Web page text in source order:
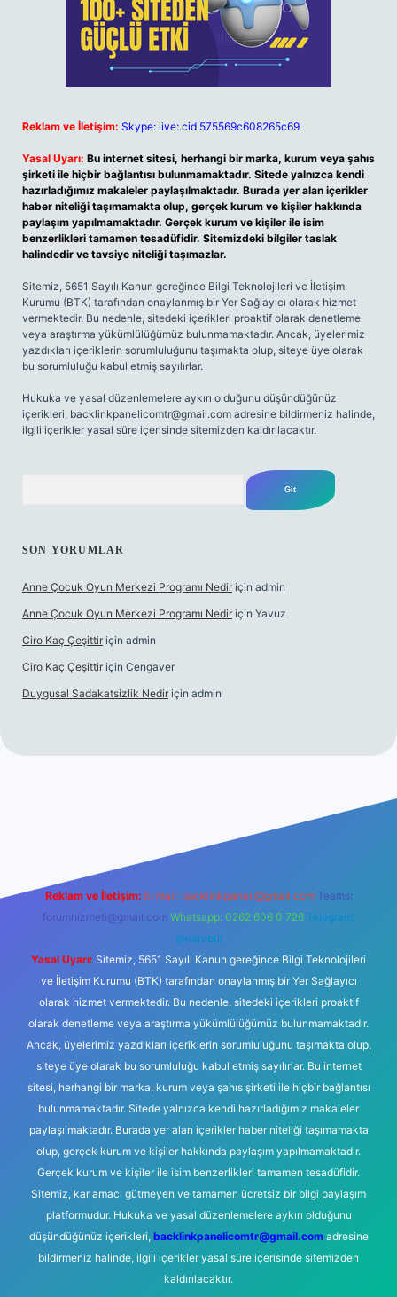
Reklam ve İletişim: Skype: live:.cid.575569c608265c69
Yasal Uyarı: Bu internet sitesi, herhangi bir marka, kurum veya şahıs
şirketi ile hiçbir bağlantısı bulunmamaktadır. Sitede yalnızca kendi
hazırladığımız makaleler paylaşılmaktadır. Burada yer alan içerikler
haber niteliği taşımamakta olup, gerçek kurum ve kişiler hakkında
paylaşım yapılmamaktadır. Gerçek kurum ve kişiler ile isim
benzerlikleri tamamen tesadüfidir. Sitemizdeki bilgiler taslak
halindedir ve tavsiye niteliği taşımazlar.
Sitemiz, 5651 Sayılı Kanun gereğince Bilgi Teknolojileri ve İletişim
Kurumu (BTK) tarafından onaylanmış bir Yer Sağlayıcı olarak hizmet
vermektedir. Bu nedenle, sitedeki içerikleri proaktif olarak denetleme
veya araştırma yükümlülüğümüz bulunmamaktadır. Ancak, üyelerimiz
yazdıkları içeriklerin sorumluluğunu taşımakta olup, siteye üye olarak
bu sorumluluğu kabul etmiş sayılırlar.
Hukuka ve yasal düzenlemelere aykırı olduğunu düşündüğünüz
içerikleri, backlinkpanelicomtr@gmail.com adresine bildirmeniz halinde,
ilgili içerikler yasal süre içerisinde sitemizden kaldırılacaktır.
SON YORUMLAR
Anne Çocuk Oyun Merkezi Programı Nedir için admin
Anne Çocuk Oyun Merkezi Programı Nedir için Yavuz
Ciro Kaç Çeşittir için admin
Ciro Kaç Çeşittir için Cengaver
Duygusal Sadakatsizlik Nedir için admin
elexbetgiris.org
Reklam ve İletişim: E-mail: backlinkpaneli@gmail.com Teams:
forumhizmeti@gmail.com Whatsapp: 0262 606 0 726 Telegram:
@karabul
Yasal Uyarı: Sitemiz, 5651 Sayılı Kanun gereğince Bilgi Teknolojileri
ve İletişim Kurumu (BTK) tarafından onaylanmış bir Yer Sağlayıcı
olarak hizmet vermektedir. Bu nedenle, sitedeki içerikleri proaktif
olarak denetleme veya araştırma yükümlülüğümüz bulunmamaktadır.
Ancak, üyelerimiz yazdıkları içeriklerin sorumluluğunu taşımakta olup,
siteye üye olarak bu sorumluluğu kabul etmiş sayılırlar. Bu internet
sitesi, herhangi bir marka, kurum veya şahıs şirketi ile hiçbir bağlantısı
bulunmamaktadır. Sitede yalnızca kendi hazırladığımız makaleler
paylaşılmaktadır. Burada yer alan içerikler haber niteliği taşımamakta
olup, gerçek kurum ve kişiler hakkında paylaşım yapılmamaktadır.
Gerçek kurum ve kişiler ile isim benzerlikleri tamamen tesadüfidir.
Sitemiz, kar amacı gütmeyen ve tamamen ücretsiz bir bilgi paylaşım
platformudur. Hukuka ve yasal düzenlemelere aykırı olduğunu
düşündüğünüz içerikleri, backlinkpanelicomtr@gmail.comadresine
bildirmeniz halinde, ilgili içerikler yasal süre içerisinde sitemizden
kaldırılacaktır.